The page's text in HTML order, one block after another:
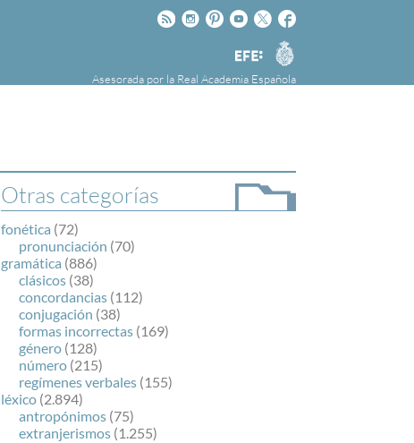
Facebook
Twitter
Youtube
Pinteres
Instagram
Rss
Agencia
EFE
Asesorada por la Real Academia Española
la Agencia Efe y la Real Academia Española,
cuyo objetivo es colaborar con el buen uso del
español en los medios de comunicación y en
Internet.
Otras categorías
fonética (72)
pronunciación (70)
gramática (886)
clásicos (38)
concordancias (112)
conjugación (38)
formas incorrectas (169)
género (128)
número (215)
regímenes verbales (155)
léxico (2.894)
antropónimos (75)
extranjerismos (1.255)